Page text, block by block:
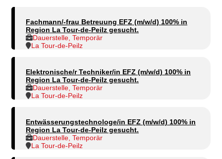
Fachmann/-frau Betreuung EFZ (m/w/d) 100% in
Region La Tour-de-Peilz gesucht.
Dauerstelle, Temporär
La Tour-de-Peilz
Elektronische/r Techniker/in EFZ (m/w/d) 100% in
Region La Tour-de-Peilz gesucht.
Dauerstelle, Temporär
La Tour-de-Peilz
Entwässerungstechnologe/in EFZ (m/w/d) 100% in
Region La Tour-de-Peilz gesucht.
Dauerstelle, Temporär
La Tour-de-Peilz